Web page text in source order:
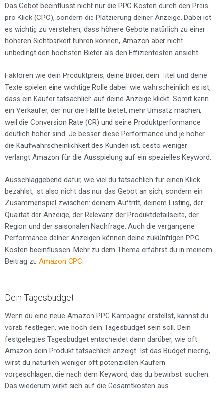
Das Gebot beeinflusst nicht nur die PPC Kosten durch den Preis
pro Klick (CPC), sondern die Platzierung deiner Anzeige. Dabei ist
es wichtig zu verstehen, dass höhere Gebote natürlich zu einer
höheren Sichtbarkeit führen können, Amazon aber nicht
unbedingt den höchsten Bieter als den Effizientesten ansieht.
Faktoren wie dein Produktpreis, deine Bilder, dein Titel und deine
Texte spielen eine wichtige Rolle dabei, wie wahrscheinlich es ist,
dass ein Käufer tatsächlich auf deine Anzeige klickt. Somit kann
ein Verkäufer, der nur die Hälfte bietet, mehr Umsatz machen,
weil die Conversion Rate (CR) und seine Produktperformance
deutlich höher sind. Je besser diese Performance und je höher
die Kaufwahrscheinlichkeit des Kunden ist, desto weniger
verlangt Amazon für die Ausspielung auf ein spezielles Keyword.
Ausschlaggebend dafür, wie viel du tatsächlich für einen Klick
bezahlst, ist also nicht das nur das Gebot an sich, sondern ein
Zusammenspiel zwischen: deinem Auftritt, deinem Listing, der
Qualität der Anzeige, der Relevanz der Produktdetailseite, der
Region und der saisonalen Nachfrage. Auch die vergangene
Performance deiner Anzeigen können deine zukünftigen PPC
Kosten beeinflussen. Mehr zu dem Thema erfährst du in meinem
Beitrag zu Amazon CPC.
Dein Tagesbudget
Wenn du eine neue Amazon PPC Kampagne erstellst, kannst du
vorab festlegen, wie hoch dein Tagesbudget sein soll. Dein
festgelegtes Tagesbudget entscheidet dann darüber, wie oft
Amazon dein Produkt tatsächlich anzeigt. Ist das Budget niedrig,
wirst du natürlich weniger oft potenziellen Käufern
vorgeschlagen, die nach dem Keyword, das du bewirbst, suchen.
Das wiederum wirkt sich auf die Gesamtkosten aus.